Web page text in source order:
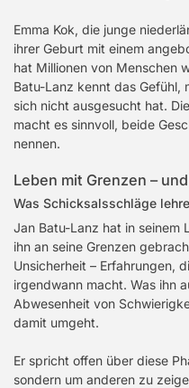
Emma Kok, die junge
ihrer Geburt mit einem
hat Millionen von Menschen
Batu-Lanz kennt das Gefühl,
sich nicht ausgesucht hat.
macht es sinnvoll, beide
nennen.
Leben mit Grenzen –
Was Schicksalsschläge
Jan Batu-Lanz hat in seinem
ihn an seine Grenzen
Unsicherheit – Erfahrungen,
irgendwann macht. Was ihn
Abwesenheit von
damit umgeht.
Er spricht offen über diese
sondern um anderen zu